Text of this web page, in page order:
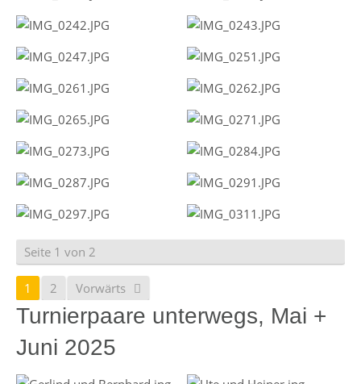
Seite 1 von 2
1 2 Vorwärts
Turnierpaare unterwegs, Mai +
Juni 2025